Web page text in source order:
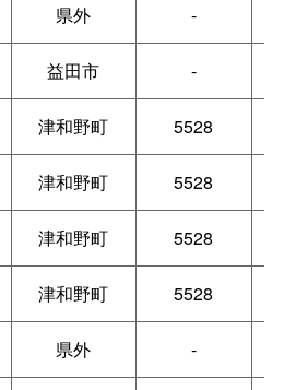
県外 -
益田市 -
津和野町 5528
津和野町 5528
津和野町 5528
津和野町 5528
県外 -